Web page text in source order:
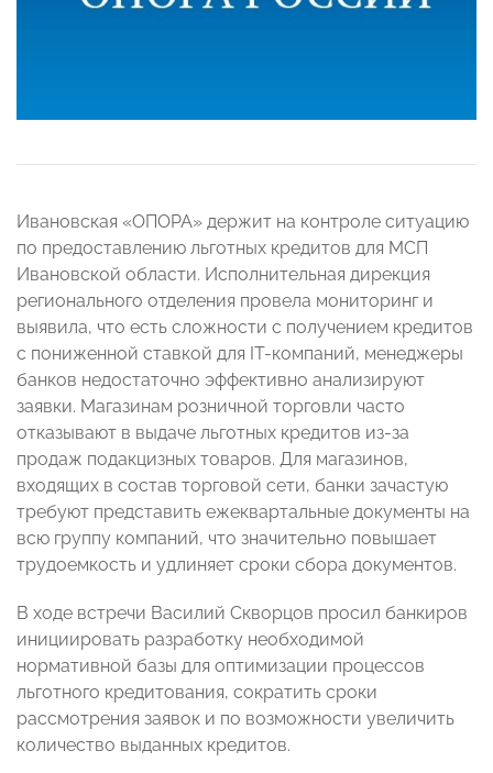
Ивановская «ОПОРА» держит на контроле ситуацию
по предоставлению льготных кредитов для МСП
Ивановской области. Исполнительная дирекция
регионального отделения провела мониторинг и
выявила, что есть сложности с получением кредитов
с пониженной ставкой для IT-компаний, менеджеры
банков недостаточно эффективно анализируют
заявки. Магазинам розничной торговли часто
отказывают в выдаче льготных кредитов из-за
продаж подакцизных товаров. Для магазинов,
входящих в состав торговой сети, банки зачастую
требуют представить ежеквартальные документы на
всю группу компаний, что значительно повышает
трудоемкость и удлиняет сроки сбора документов.
В ходе встречи Василий Скворцов просил банкиров
инициировать разработку необходимой
нормативной базы для оптимизации процессов
льготного кредитования, сократить сроки
рассмотрения заявок и по возможности увеличить
количество выданных кредитов.